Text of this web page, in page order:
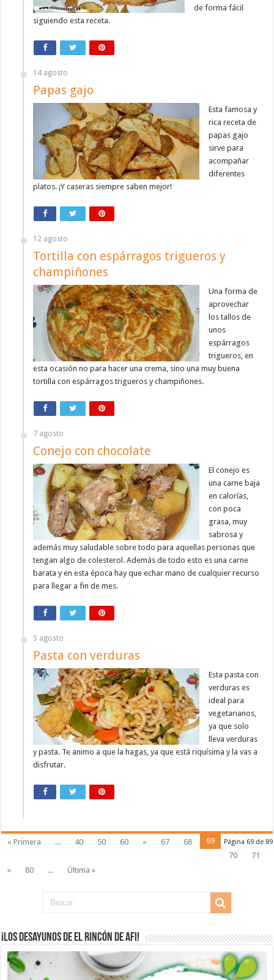
de forma fácil
siguiendo esta receta.
14 agosto
Papas gajo
Esta famosa y
rica receta de
papas gajo
sirve para
acompañar
diferentes
platos. ¡Y caseras siempre saben mejor!
12 agosto
Tortilla con espárragos trigueros y
champiñones
Una forma de
aprovechar
los tallos de
unos
espárragos
trigueros, en
esta ocasión no para hacer una crema, sino una muy buena
tortilla con espárragos trigueros y champiñones.
7 agosto
Conejo con chocolate
El conejo es
una carne baja
en calorías,
con poca
grasa, muy
sabrosa y
además muy saludable sobre todo para aquellas personas que
tengan algo de colesterol. Además de todo esto es una carne
barata y en esta época hay que echar mano de cualquier recurso
para llegar a fin de mes.
5 agosto
Pasta con verduras
Esta pasta con
verduras es
ideal para
vegetarianos,
ya que solo
lleva verduras
y pasta. Te animo a que la hagas, ya que está riquísima y la vas a
disfrutar.
Página 69 de 89
« Primera ... 40 50 60 « 67 68
69
70
71
»
80 ... Última »
¡Los desayunos de El Rincón de Afi!